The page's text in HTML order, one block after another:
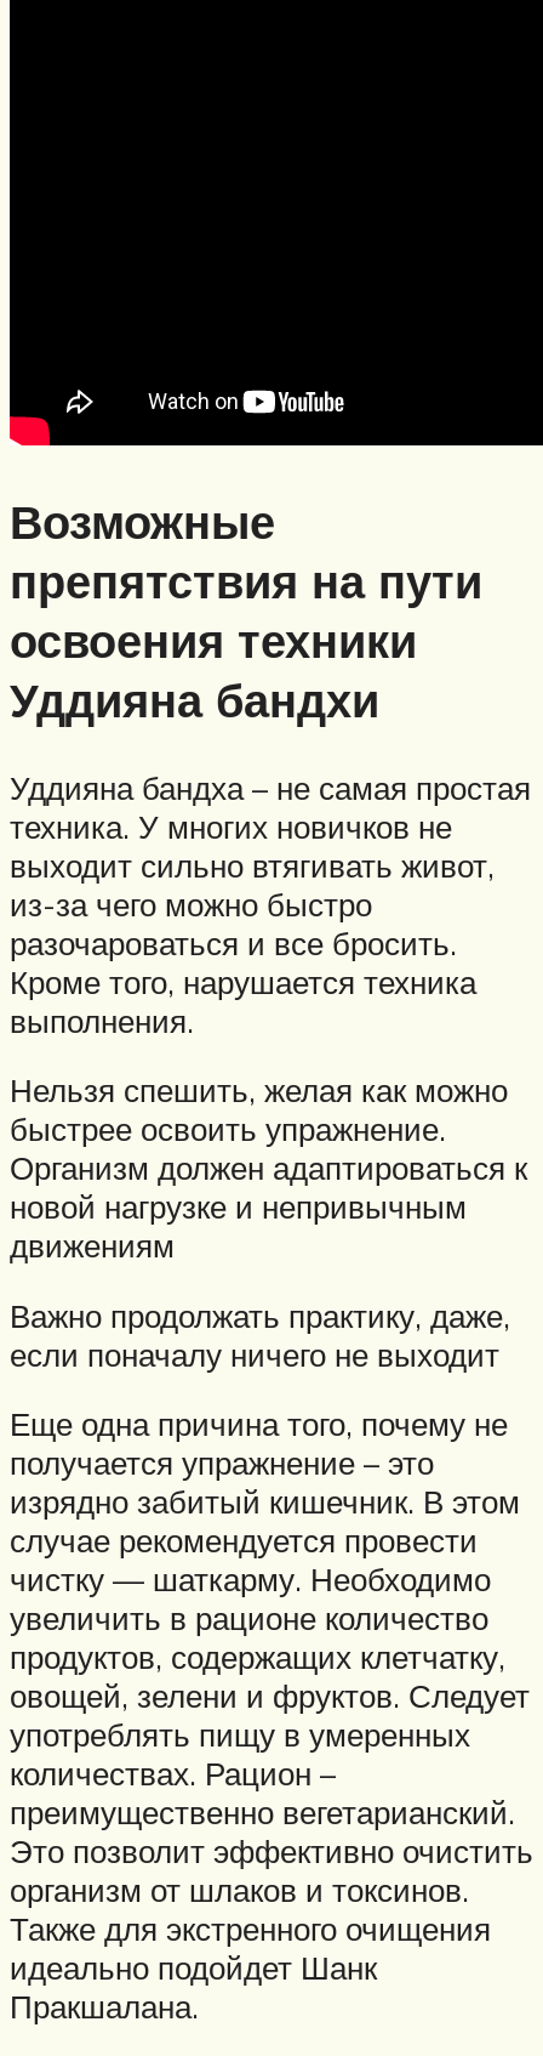
Возможные
препятствия на пути
освоения техники
Уддияна бандхи
Уддияна бандха – не самая простая
техника. У многих новичков не
выходит сильно втягивать живот,
из-за чего можно быстро
разочароваться и все бросить.
Кроме того, нарушается техника
выполнения.
Нельзя спешить, желая как можно
быстрее освоить упражнение.
Организм должен адаптироваться к
новой нагрузке и непривычным
движениям
Важно продолжать практику, даже,
если поначалу ничего не выходит
Еще одна причина того, почему не
получается упражнение – это
изрядно забитый кишечник. В этом
случае рекомендуется провести
чистку — шаткарму. Необходимо
увеличить в рационе количество
продуктов, содержащих клетчатку,
овощей, зелени и фруктов. Следует
употреблять пищу в умеренных
количествах. Рацион –
преимущественно вегетарианский.
Это позволит эффективно очистить
организм от шлаков и токсинов.
Также для экстренного очищения
идеально подойдет Шанк
Пракшалана.